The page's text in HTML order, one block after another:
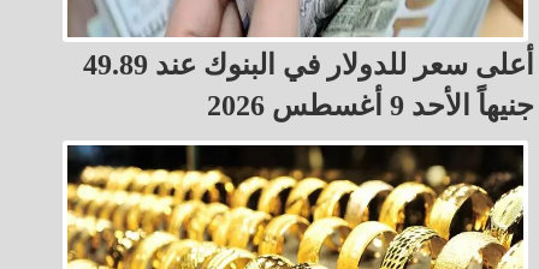
أعلى سعر للدولار في البنوك عند 49.89
جنيهاً الأحد 9 أغسطس 2026